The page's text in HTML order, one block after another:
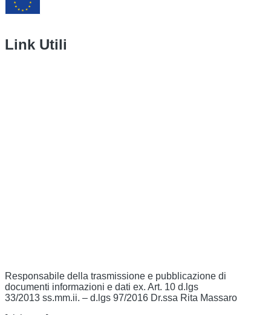
Link Utili
Responsabile della trasmissione e pubblicazione di
documenti informazioni e dati ex. Art. 10 d.lgs
33/2013 ss.mm.ii. – d.lgs 97/2016 Dr.ssa Rita Massaro